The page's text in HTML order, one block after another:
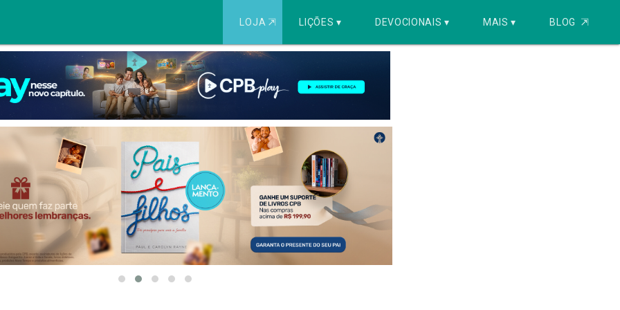
LOJA ⇱ LIÇÕES ▾ DEVOCIONAIS ▾ MAIS ▾ BLOG ⇱